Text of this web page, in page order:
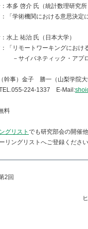
本多 啓介 氏（統計数理研究所
学術機関における意思決定
水上 祐治 氏（日本大学）
リモートワーキングにおけ
ネティック・アプローチ
幹事）金子 勝一（山梨学院
224-1337 E-Mail:
料
グリスト でも研究部会の開催
リングリストへご登録くださ
2回
マンリソース